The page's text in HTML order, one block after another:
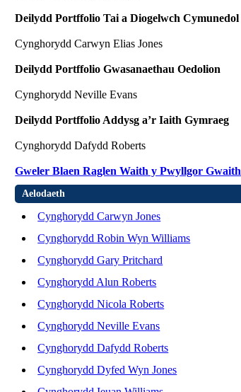
Deilydd Portffolio Tai a Diogelwch Cymunedol
Cynghorydd Carwyn Elias Jones
Deilydd Portffolio Gwasanaethau Oedolion
Cynghorydd Neville Evans
Deilydd Portffolio Addysg a’r Iaith Gymraeg
Cynghorydd Dafydd Roberts
Gweler Blaen Raglen Waith y Pwyllgor Gwaith
Aelodaeth
Cynghorydd Carwyn Jones
Cynghorydd Robin Wyn Williams
Cynghorydd Gary Pritchard
Cynghorydd Alun Roberts
Cynghorydd Nicola Roberts
Cynghorydd Neville Evans
Cynghorydd Dafydd Roberts
Cynghorydd Dyfed Wyn Jones